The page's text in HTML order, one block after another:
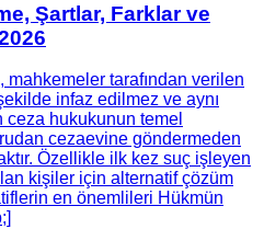
Şartlar, Farklar ve
tarafından verilen
infaz edilmez ve aynı
ceza hukukunun temel
cezaevine göndermeden
Özellikle ilk kez suç işleyen
kişiler için alternatif çözüm
en önemlileri Hükmün